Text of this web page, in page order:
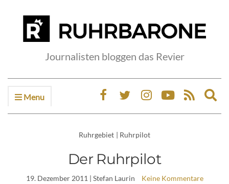
Journalisten bloggen das Revier
Menu
Ruhrgebiet | Ruhrpilot
Der Ruhrpilot
19. Dezember 2011 | Stefan Laurin Keine Kommentare